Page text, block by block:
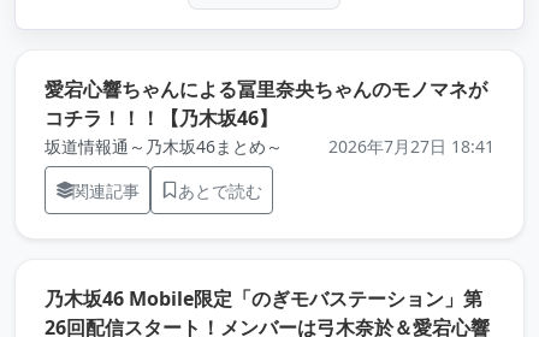
愛宕心響ちゃんによる冨里奈央ちゃんのモノマネが
コチラ！！！【乃木坂46】
坂道情報通～乃木坂46まとめ～
2026年7月27日 18:41
関連記事
あとで読む
乃木坂46 Mobile限定「のぎモバステーション」第
26回配信スタート！メンバーは弓木奈於＆愛宕心響